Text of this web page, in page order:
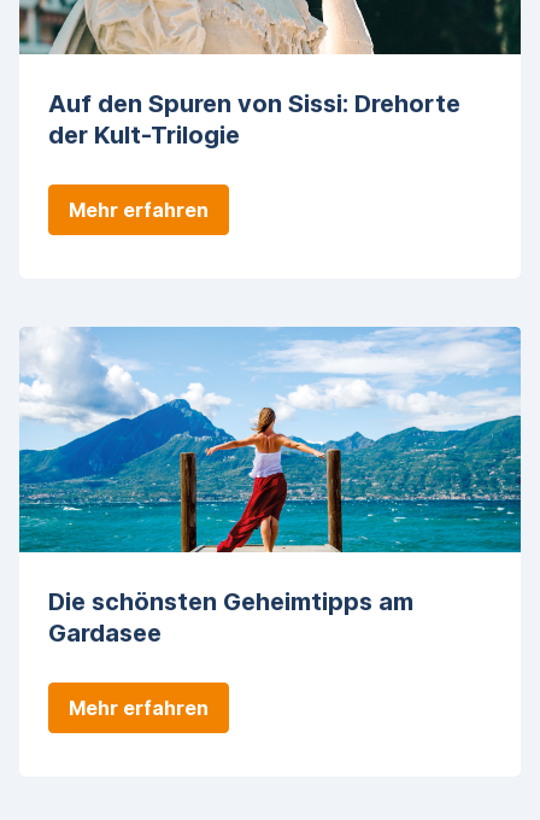
Auf den Spuren von Sissi: Drehorte
der Kult-Trilogie
Mehr erfahren
Die schönsten Geheimtipps am
Gardasee
Mehr erfahren